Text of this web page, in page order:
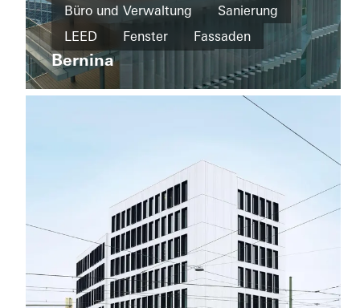
Verwaltung
Sanierung
Energieeffizienz
Fenster
Triebwerk
Neuaubing
Büro und Verwaltung
Sanierung
LEED
Fenster
Fassaden
Türen
Italien
Bernina